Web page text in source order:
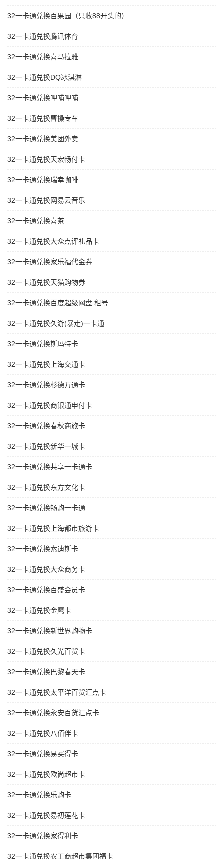
32一卡通兑换百果园（只收88开头的）
32一卡通兑换腾讯体育
32一卡通兑换喜马拉雅
32一卡通兑换DQ冰淇淋
32一卡通兑换呷哺呷哺
32一卡通兑换曹操专车
32一卡通兑换美团外卖
32一卡通兑换天宏畅付卡
32一卡通兑换瑞幸咖啡
32一卡通兑换网易云音乐
32一卡通兑换喜茶
32一卡通兑换大众点评礼品卡
32一卡通兑换家乐福代金券
32一卡通兑换天猫购物券
32一卡通兑换百度超级网盘 租号
32一卡通兑换久游(暴走)一卡通
32一卡通兑换斯玛特卡
32一卡通兑换上海交通卡
32一卡通兑换杉德万通卡
32一卡通兑换商银通申付卡
32一卡通兑换春秋商旅卡
32一卡通兑换新华一城卡
32一卡通兑换共享一卡通卡
32一卡通兑换东方文化卡
32一卡通兑换畅购一卡通
32一卡通兑换上海都市旅游卡
32一卡通兑换索迪斯卡
32一卡通兑换大众商务卡
32一卡通兑换百盛会员卡
32一卡通兑换金鹰卡
32一卡通兑换新世界购物卡
32一卡通兑换久光百货卡
32一卡通兑换巴黎春天卡
32一卡通兑换太平洋百货汇点卡
32一卡通兑换永安百货汇点卡
32一卡通兑换八佰伴卡
32一卡通兑换易买得卡
32一卡通兑换欧尚超市卡
32一卡通兑换乐购卡
32一卡通兑换易初莲花卡
32一卡通兑换家得利卡
32一卡通兑换农工商超市集团福卡